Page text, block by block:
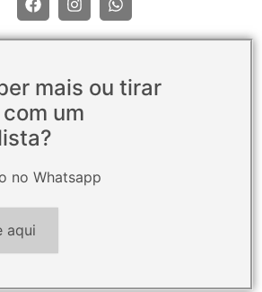
mais ou tirar
um
no Whatsapp
aqui